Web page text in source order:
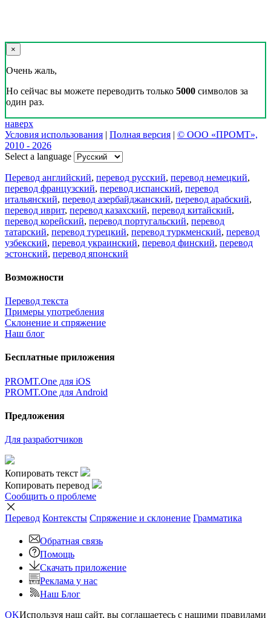
×
Очень жаль,
Но сейчас вы можете переводить только 5000 символов за
один раз.
наверх
Условия использования | Полная версия | © ООО «ПРОМТ»,
2010 - 2026
Select a language
Перевод английский, перевод русский, перевод немецкий,
перевод французский, перевод испанский, перевод
итальянский, перевод азербайджанский, перевод арабский,
перевод иврит, перевод казахский, перевод китайский,
перевод корейский, перевод португальский, перевод
татарский, перевод турецкий, перевод туркменский, перевод
узбекский, перевод украинский, перевод финский, перевод
эстонский, перевод японский
Возможности
Перевод текста
Примеры употребления
Склонение и спряжение
Наш блог
Бесплатные приложения
PROMT.One для iOS
PROMT.One для Android
Предложения
Для разработчиков
Копировать текст
Копировать перевод
Сообщить о проблеме
Перевод Контексты Спряжение и склонение Грамматика
Обратная связь
Помощь
Скачать приложение
Реклама у нас
Наш Блог
OKИспользуя наш сайт, вы соглашаетесь с нашими правилами